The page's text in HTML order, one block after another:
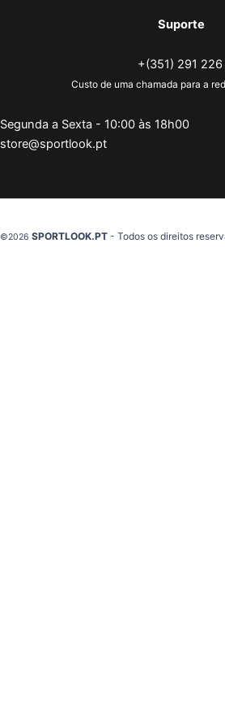
Suporte
+(351) 291
Custo de uma chamada para a
Segunda a Sexta - 10:00 às 18h00
store@sportlook.pt
©2026 SPORTLOOK.PT - Todos os direitos